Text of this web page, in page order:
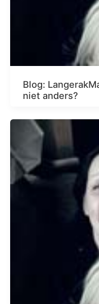
Blog:
niet anders?